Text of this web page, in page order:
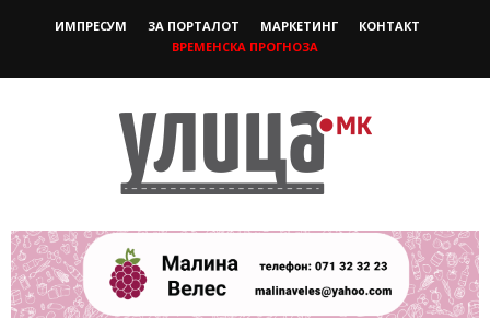
ИМПРЕСУМ ЗА ПОРТАЛОТ МАРКЕТИНГ
КОНТАКТ
ВРЕМЕНСКА ПРОГНОЗА